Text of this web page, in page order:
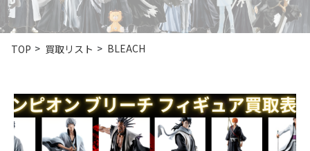
TOP 買取リスト BLEACH